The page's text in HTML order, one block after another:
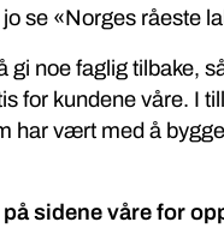
se «Norges råeste
gi noe faglig tilbake,
for kundene våre. I
har vært med å
sidene våre for